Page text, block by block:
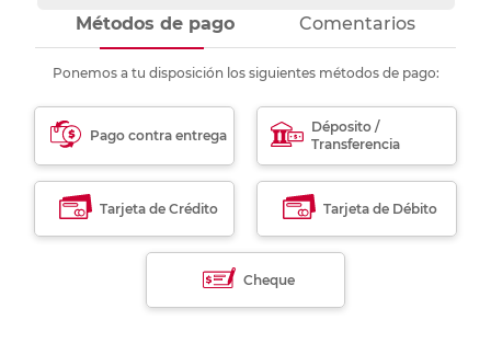
Métodos de pago Comentarios
Ponemos a tu disposición los siguientes métodos de pago:
Pago contra entrega
Déposito /
Transferencia
Tarjeta de Crédito Tarjeta de Débito
Cheque